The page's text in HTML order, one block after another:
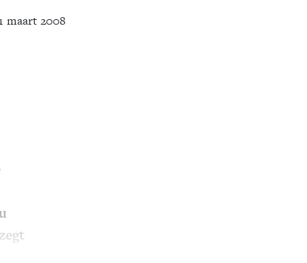
maart 2008